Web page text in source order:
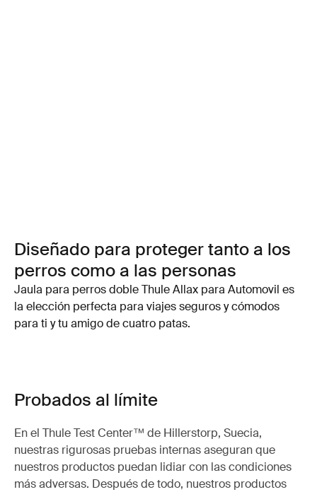
Diseñado para proteger tanto a los
perros como a las personas
Jaula para perros doble Thule Allax para Automovil es
la elección perfecta para viajes seguros y cómodos
para ti y tu amigo de cuatro patas.
Probados al límite
En el Thule Test Center™ de Hillerstorp, Suecia,
nuestras rigurosas pruebas internas aseguran que
nuestros productos puedan lidiar con las condiciones
más adversas. Después de todo, nuestros productos